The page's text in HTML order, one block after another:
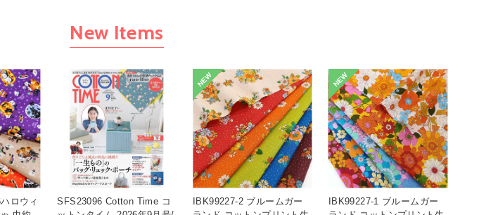
New Items
ロウィ
SFS23096 Cotton Time コ
NEW
IBK99227-2 ブルームガー
NEW
IBK99227-1 ブルームガー